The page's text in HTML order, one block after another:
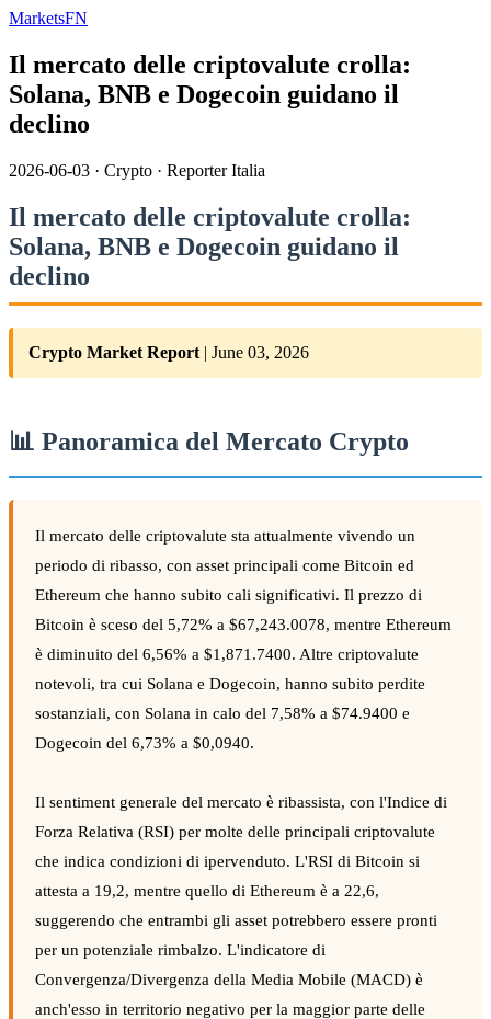
MarketsFN
Il mercato delle criptovalute crolla:
Solana, BNB e Dogecoin guidano il
declino
2026-06-03 · Crypto · Reporter Italia
Il mercato delle criptovalute crolla:
Solana, BNB e Dogecoin guidano il
declino
Crypto Market Report | June 03, 2026
📊 Panoramica del Mercato Crypto
Il mercato delle criptovalute sta attualmente vivendo un
periodo di ribasso, con asset principali come Bitcoin ed
Ethereum che hanno subito cali significativi. Il prezzo di
Bitcoin è sceso del 5,72% a $67,243.0078, mentre Ethereum
è diminuito del 6,56% a $1,871.7400. Altre criptovalute
notevoli, tra cui Solana e Dogecoin, hanno subito perdite
sostanziali, con Solana in calo del 7,58% a $74.9400 e
Dogecoin del 6,73% a $0,0940.
Il sentiment generale del mercato è ribassista, con l'Indice di
Forza Relativa (RSI) per molte delle principali criptovalute
che indica condizioni di ipervenduto. L'RSI di Bitcoin si
attesta a 19,2, mentre quello di Ethereum è a 22,6,
suggerendo che entrambi gli asset potrebbero essere pronti
per un potenziale rimbalzo. L'indicatore di
Convergenza/Divergenza della Media Mobile (MACD) è
anch'esso in territorio negativo per la maggior parte delle